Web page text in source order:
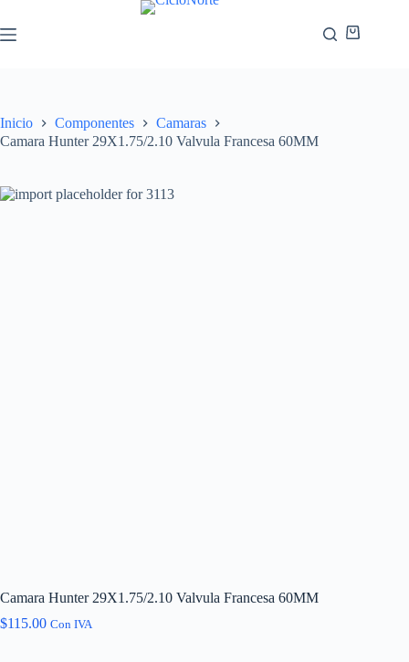
Inicio Componentes
Camaras
Camara Hunter 29X1.75/2.10 Valvula Francesa 60MM
Camara Hunter 29X1.75/2.10 Valvula Francesa 60MM
$115.00 Con IVA